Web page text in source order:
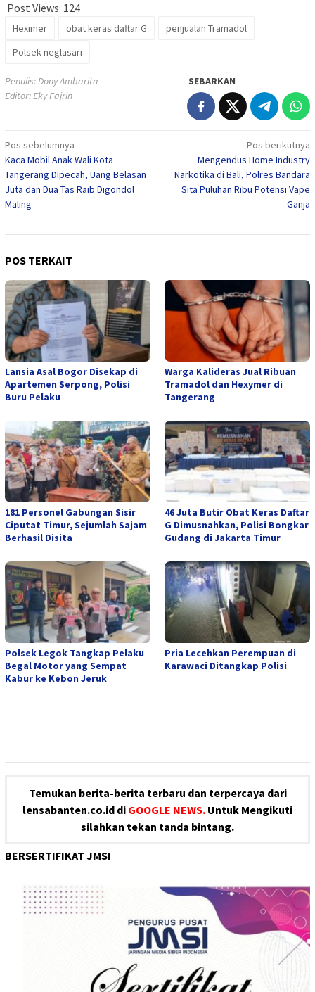
Post Views: 124
Heximer obat keras daftar G
penjualan Tramadol
Polsek neglasari
Penulis: Dony Ambarita
Editor: Eky Fajrin
SEBARKAN
Navigasi
pos
Pos sebelumnya
Kaca Mobil Anak Wali Kota
Tangerang Dipecah, Uang Belasan
Juta dan Dua Tas Raib Digondol
Maling
Pos berikutnya
Mengendus Home Industry
Narkotika di Bali, Polres Bandara
Sita Puluhan Ribu Potensi Vape
Ganja
POS TERKAIT
Lansia Asal Bogor Disekap di
Apartemen Serpong, Polisi
Buru Pelaku
Warga Kalideras Jual Ribuan
Tramadol dan Hexymer di
Tangerang
181 Personel Gabungan Sisir
Ciputat Timur, Sejumlah Sajam
Berhasil Disita
46 Juta Butir Obat Keras Daftar
G Dimusnahkan, Polisi Bongkar
Gudang di Jakarta Timur
Polsek Legok Tangkap Pelaku
Begal Motor yang Sempat
Kabur ke Kebon Jeruk
Pria Lecehkan Perempuan di
Karawaci Ditangkap Polisi
Temukan berita-berita terbaru dan terpercaya dari
lensabanten.co.id di GOOGLE NEWS. Untuk Mengikuti
silahkan tekan tanda bintang.
BERSERTIFIKAT JMSI